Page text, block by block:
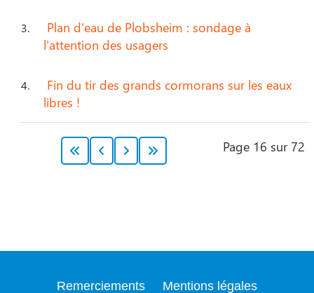
Plan d'eau de Plobsheim : sondage à
l'attention des usagers
Fin du tir des grands cormorans sur les eaux
libres !
Page 16 sur 72
Remerciements Mentions légales